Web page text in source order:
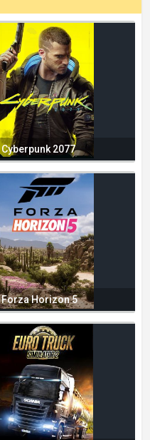
Cyberpunk 2077
Forza Horizon 5